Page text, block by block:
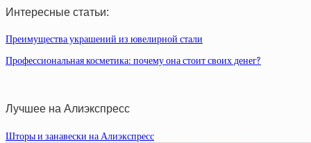
Интересные статьи:
Преимущества украшений из ювелирной стали
Профессиональная косметика: почему она стоит своих денег?
Лучшее на Алиэкспресс
Шторы и занавески на Алиэкспресс